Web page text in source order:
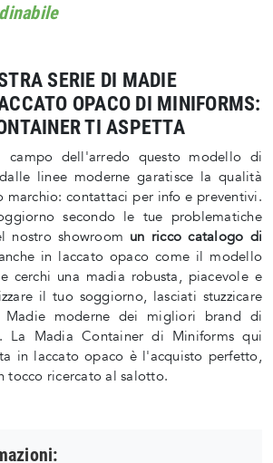
SERIE DI MADIE
OPACO DI MINIFORMS:
TI ASPETTA
campo dell'arredo questo modello di
linee moderne garatisce la qualità
contattaci per info e preventivi.
secondo le tue problematiche
nostro showroom un ricco catalogo di
in laccato opaco come il modello
cerchi una madia robusta, piacevole e
il tuo soggiorno, lasciati stuzzicare
moderne dei migliori brand di
La Madia Container di Miniforms qui
in laccato opaco è l'acquisto perfetto,
tocco ricercato al salotto.